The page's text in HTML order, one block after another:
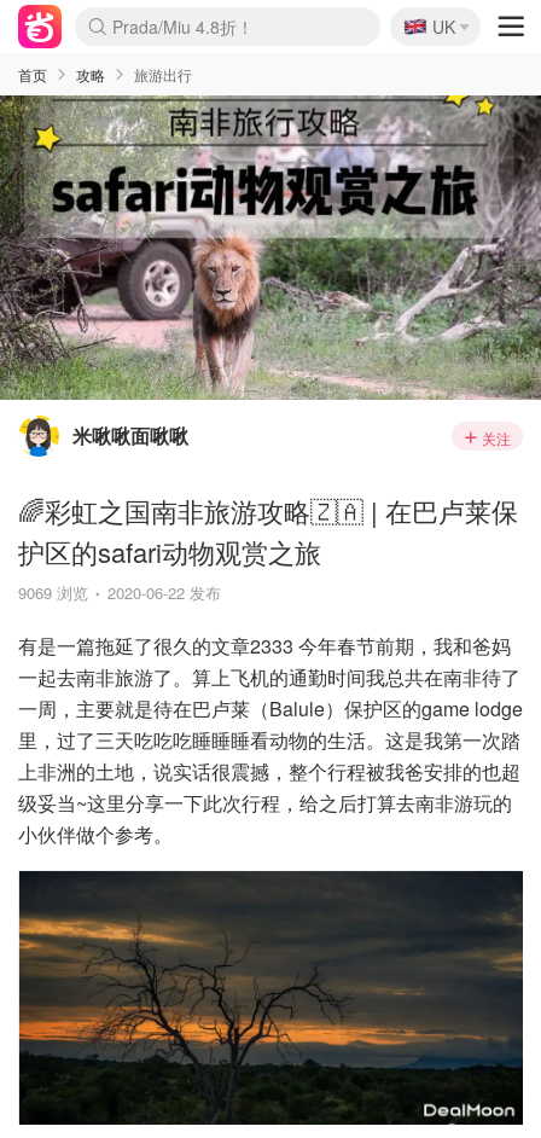
麦卢卡蜂蜜夏促！个位数！
Prada/Miu 4.8折！
啥？必胜客披萨5折！
🇬🇧
UK
首页 攻略 旅游出行
米啾啾面啾啾 关注
🌈彩虹之国南非旅游攻略🇿🇦 | 在巴卢莱保
护区的safari动物观赏之旅
9069 浏览 2020-06-22 发布
有是一篇拖延了很久的文章2333 今年春节前期，我和爸妈
一起去南非旅游了。算上飞机的通勤时间我总共在南非待了
一周，主要就是待在巴卢莱（Balule）保护区的game lodge
里，过了三天吃吃吃睡睡睡看动物的生活。这是我第一次踏
上非洲的土地，说实话很震撼，整个行程被我爸安排的也超
级妥当~这里分享一下此次行程，给之后打算去南非游玩的
小伙伴做个参考。